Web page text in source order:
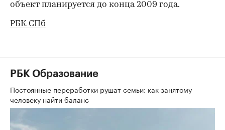
объект планируется до конца 2009 года.
РБК СПб
РБК Образование
Постоянные переработки рушат семьи: как занятому
человеку найти баланс